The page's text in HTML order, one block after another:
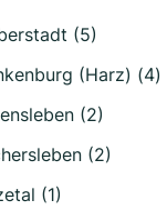
(5)
(Harz) (4)
(2)
(2)
(1)